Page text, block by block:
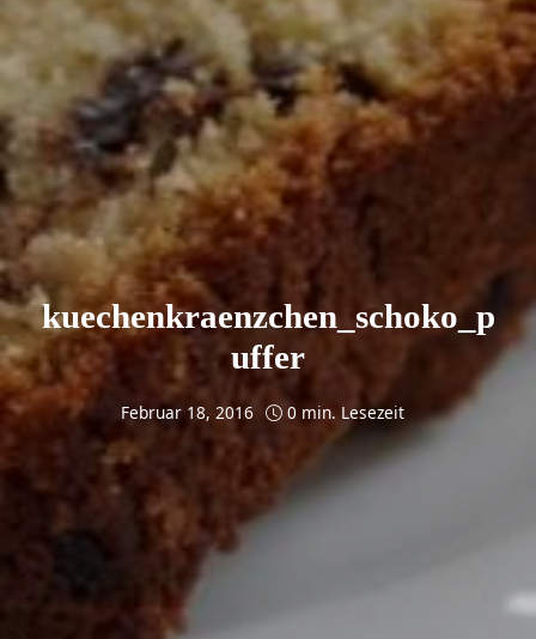
kuechenkraenzchen_schoko_p
uffer
Februar 18, 2016 0 min. Lesezeit